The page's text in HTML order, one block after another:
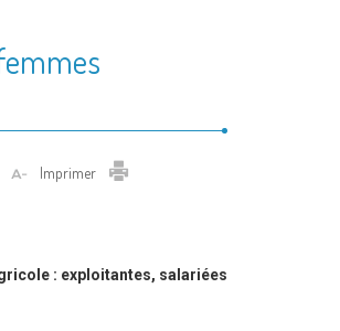
Imprimer Imprimer
: exploitantes, salariées